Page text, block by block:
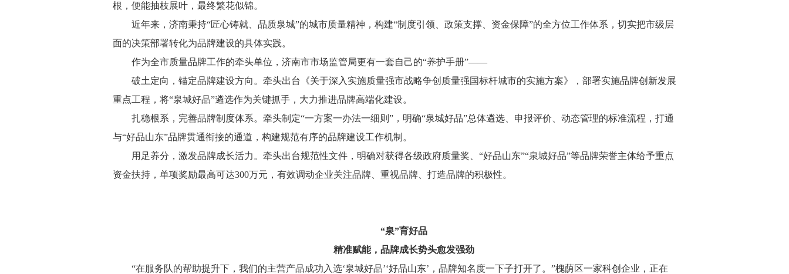
根，便能抽枝展叶，最终繁花似锦。
近年来，济南秉持“匠心铸就、品质泉城”的城市质量精神，构建“制度引领、政策支撑、资金保障”的全方位工作体系，切实把市级层
面的决策部署转化为品牌建设的具体实践。
作为全市质量品牌工作的牵头单位，济南市市场监管局更有一套自己的“养护手册”——
破土定向，锚定品牌建设方向。牵头出台《关于深入实施质量强市战略争创质量强国标杆城市的实施方案》，部署实施品牌创新发展
重点工程，将“泉城好品”遴选作为关键抓手，大力推进品牌高端化建设。
扎稳根系，完善品牌制度体系。牵头制定“一方案一办法一细则”，明确“泉城好品”总体遴选、申报评价、动态管理的标准流程，打通
与“好品山东”品牌贯通衔接的通道，构建规范有序的品牌建设工作机制。
用足养分，激发品牌成长活力。牵头出台规范性文件，明确对获得各级政府质量奖、“好品山东”“泉城好品”等品牌荣誉主体给予重点
资金扶持，单项奖励最高可达300万元，有效调动企业关注品牌、重视品牌、打造品牌的积极性。
“泉”育好品
精准赋能，品牌成长势头愈发强劲
“在服务队的帮助提升下，我们的主营产品成功入选‘泉城好品’‘好品山东’，品牌知名度一下子打开了。”槐荫区一家科创企业，正在